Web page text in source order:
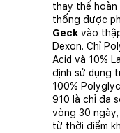
thay thế hoàn
thống được
Geck vào
Dexon. Chỉ
Acid và 10%
định sử dụng
100%
910 là chỉ đa
vòng 30
từ thời điểm